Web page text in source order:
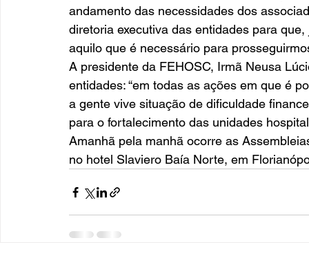
andamento das necessidades dos
diretoria executiva das entidades para
aquilo que é necessário para
A presidente da FEHOSC, Irmã Neusa
entidades: “em todas as ações em que é
a gente vive situação de dificuldade
para o fortalecimento das unidades
Amanhã pela manhã ocorre as
no hotel Slaviero Baía Norte, em